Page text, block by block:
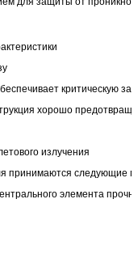
критическую
хорошо
излучения
принимаются следующие
элемента